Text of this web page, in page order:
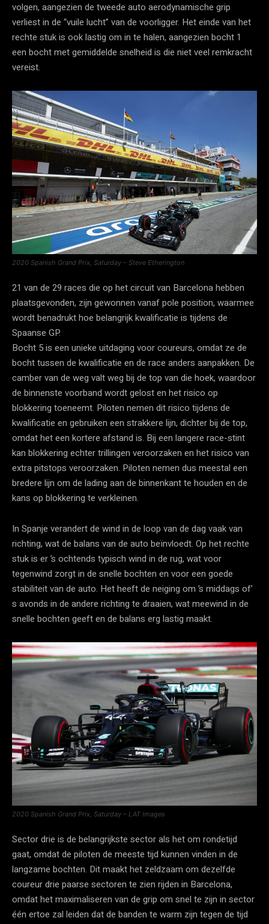
volgen, aangezien de tweede auto aerodynamische grip
verliest in de “vuile lucht” van de voorligger. Het einde van het
rechte stuk is ook lastig om in te halen, aangezien bocht 1
een bocht met gemiddelde snelheid is die niet veel remkracht
vereist.
2020 Spanish Grand Prix, Saturday – Steve Etherington
21 van de 29 races die op het circuit van Barcelona hebben
plaatsgevonden, zijn gewonnen vanaf pole position, waarmee
wordt benadrukt hoe belangrijk kwalificatie is tijdens de
Spaanse GP.
Bocht 5 is een unieke uitdaging voor coureurs, omdat ze de
bocht tussen de kwalificatie en de race anders aanpakken. De
camber van de weg valt weg bij de top van die hoek, waardoor
de binnenste voorband wordt gelost en het risico op
blokkering toeneemt. Piloten nemen dit risico tijdens de
kwalificatie en gebruiken een strakkere lijn, dichter bij de top,
omdat het een kortere afstand is. Bij een langere race-stint
kan blokkering echter trillingen veroorzaken en het risico van
extra pitstops veroorzaken. Piloten nemen dus meestal een
bredere lijn om de lading aan de binnenkant te houden en de
kans op blokkering te verkleinen.
In Spanje verandert de wind in de loop van de dag vaak van
richting, wat de balans van de auto beïnvloedt. Op het rechte
stuk is er ’s ochtends typisch wind in de rug, wat voor
tegenwind zorgt in de snelle bochten en voor een goede
stabiliteit van de auto. Het heeft de neiging om ’s middags of’
s avonds in de andere richting te draaien, wat meewind in de
snelle bochten geeft en de balans erg lastig maakt.
2020 Spanish Grand Prix, Saturday – LAT Images
Sector drie is de belangrijkste sector als het om rondetijd
gaat, omdat de piloten de meeste tijd kunnen vinden in de
langzame bochten. Dit maakt het zeldzaam om dezelfde
coureur drie paarse sectoren te zien rijden in Barcelona, ​​
omdat het maximaliseren van de grip om snel te zijn in sector
één ertoe zal leiden dat de banden te warm zijn tegen de tijd